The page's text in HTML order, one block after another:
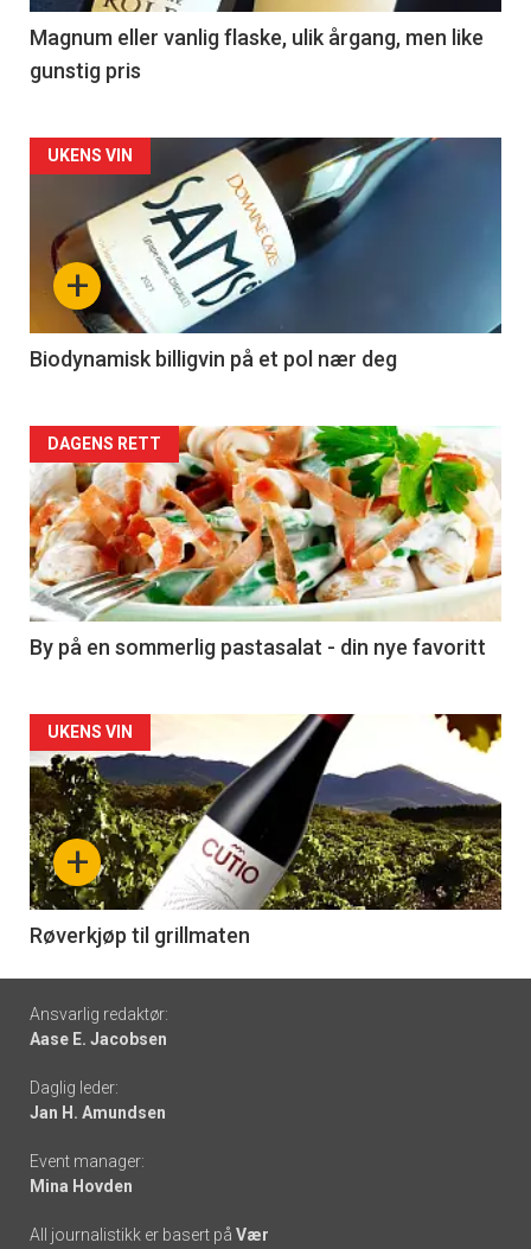
3
Magnum eller vanlig flaske, ulik årgang, men like
gunstig pris
Forsiden
akkurat
nå
4
+
UKENS VIN
Biodynamisk billigvin på et pol nær deg
Forsiden
akkurat
nå
-
5
DAGENS RETT
By på en sommerlig pastasalat - din nye favoritt
Forsiden
akkurat
nå
-
6
+
UKENS VIN
Røverkjøp til grillmaten
Footer
-
links
Ansvarlig redaktør:
Aase E. Jacobsen
Daglig leder:
Jan H. Amundsen
Event manager:
Mina Hovden
All journalistikk er basert på Vær